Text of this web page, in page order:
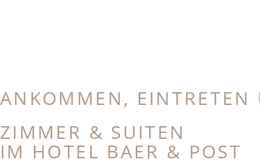
ANKOMMEN,
ZIMMER & SUITEN
IM HOTEL BAER & POST